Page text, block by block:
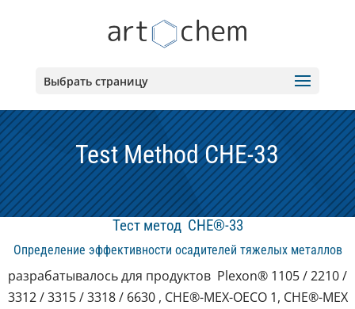
Выбрать страницу
Test Method CHE-33
Тест метод CHE®-33
Определение эффективности осадителей тяжелых металлов
разрабатывалось для продуктов Plexon® 1105 / 2210 /
3312 / 3315 / 3318 / 6630 , CHE®-MEX-OECO 1, CHE®-MEX